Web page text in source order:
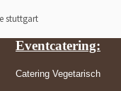
Eventcatering:
Catering Vegetarisch